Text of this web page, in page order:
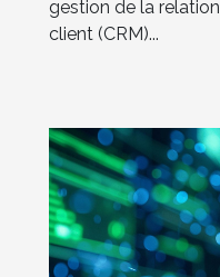
gestion de la relation
client (CRM)...